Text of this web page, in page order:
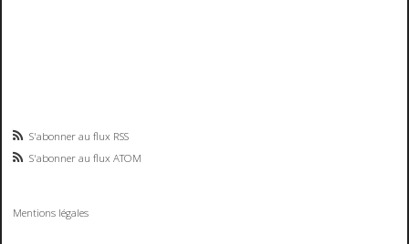
S'abonner au flux RSS
S'abonner au flux ATOM
Mentions légales